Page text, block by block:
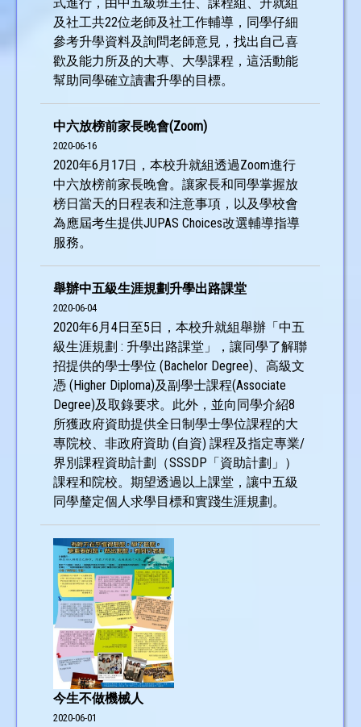
及社工共22位老師及社工作輔導，同學仔細
參考升學資料及詢問老師意見，找出自己喜
歡及能力所及的大專、大學課程，這活動能
幫助同學確立讀書升學的目標。
中六放榜前家長晚會(Zoom)
2020-06-16
2020年6月17日，本校升就組透過Zoom進行
中六放榜前家長晚會。讓家長和同學掌握放
榜日當天的日程表和注意事項，以及學校會
為應屆考生提供JUPAS Choices改選輔導指導
服務。
舉辦中五級生涯規劃升學出路課堂
2020-06-04
2020年6月4日至5日，本校升就組舉辦「中五
級生涯規劃 : 升學出路課堂」，讓同學了解聯
招提供的學士學位 (Bachelor Degree)、高級文
憑 (Higher Diploma)及副學士課程(Associate
Degree)及取錄要求。此外，並向同學介紹8
所獲政府資助提供全日制學士學位課程的大
專院校、非政府資助 (自資) 課程及指定專業/
界別課程資助計劃（SSSDP「資助計劃」）
課程和院校。期望透過以上課堂，讓中五級
同學釐定個人求學目標和實踐生涯規劃。
今生不做機械人
2020-06-01